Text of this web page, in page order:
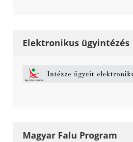
Elektronikus ügyintézés
Magyar Falu Program